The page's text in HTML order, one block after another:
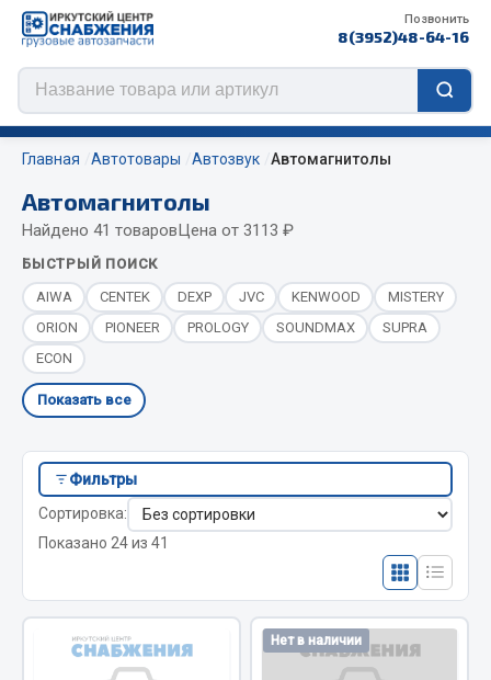
Позвонить
8(3952)48-64-16
Цепи противоскольжения
ЦЕПИ РОССИЯ
ЦЕПИ BOHU (Китай)
Изготовление цепей на колеса BOHU
QITONG
Отопители салона, подогреватели
Отопители салона
Подогреватели тосола
Главная Автотовары Автозвук Автомагнитолы
Автомагнитолы
Найдено 41 товаровЦена от 3113 ₽
БЫСТРЫЙ ПОИСК
AIWA CENTEK DEXP JVC KENWOOD
MISTERY
ORION
PIONEER PROLOGY SOUNDMAX
SUPRA
ЕСОN
Показать все
Фильтры
Сортировка:
Показано 24 из 41
Нет в наличии